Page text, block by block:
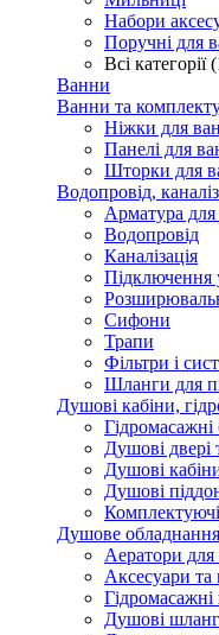
Набори
Поручні для
Всі категорії
Ванни
Ванни та
Ніжки для
Панелі для
Шторки для
Водопровід,
Арматура для
Водопровід
Каналізація
Підключення
Сифони
Трапи
Фільтри і
Шланги для
Душові кабіни,
Гідромасажні
Душові двері
Душові
Душові
Душове обладнання
Аератори для
Аксесуари та
Гідромасажні
Душові